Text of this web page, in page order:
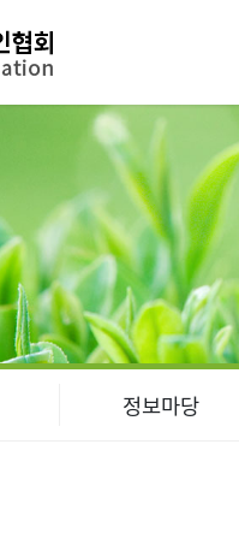
정보마당